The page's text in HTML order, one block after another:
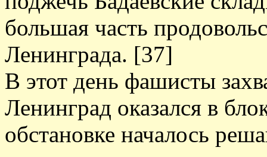
большая часть
Ленинграда. [37]
В этот день фашисты
Ленинград оказался в
обстановке началось